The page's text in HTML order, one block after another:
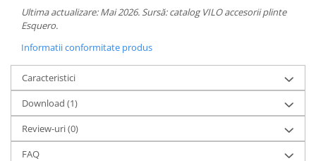
Ultima actualizare: Mai 2026. Sursă: catalog VILO accesorii plinte
Esquero.
Informatii conformitate produs
Caracteristici
Download (1)
Review-uri(0)
FAQ